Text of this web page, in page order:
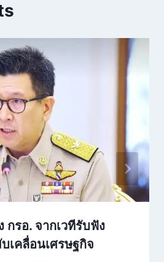
กรอ. จากเวทีรับฟัง
เคลื่อนเศรษฐกิจ